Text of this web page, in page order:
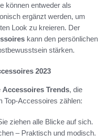
können entweder als
ergänzt werden, um
Look zu kreieren. Der
kann den persönlichen
stärken.
2023
Accessoires Trends, die
Top-Accessoires zählen:
ziehen alle Blicke auf sich.
– Praktisch und modisch.